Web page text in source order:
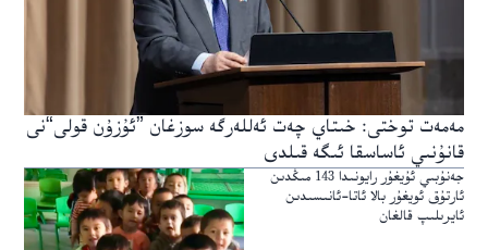
مەمەت توختى: خىتاي چەت ئەللەرگە سوزغان ”ئۇزۇن قولى“نى
قانۇنىي ئاساسقا ئىگە قىلدى
جەنۇبىي ئۇيغۇر رايونىدا 143 مىڭدىن
ئارتۇق ئويغۇر بالا ئاتا-ئانىسىدىن
ئايرىلىپ قالغان